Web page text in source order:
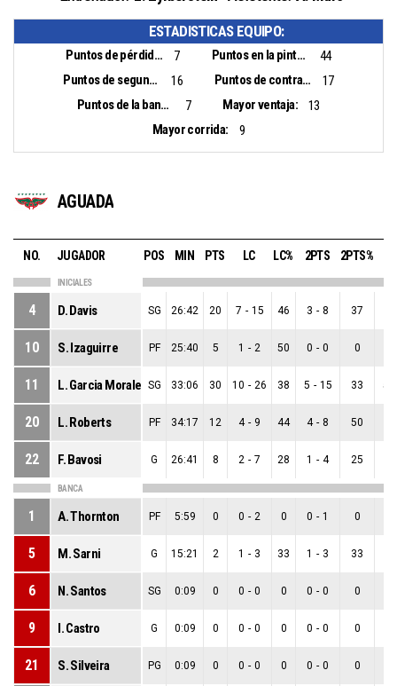
ESTADISTICAS EQUIPO:
Puntos de pérdidas: 7 Puntos en la pintura:
44
Puntos de segunda oportunidad:
16 Puntos de contra ataque:
17
Puntos de la banca:
7 Mayor ventaja:
13
Mayor corrida:
9
AGUADA
NO. JUGADOR POS MIN PTS LC LC% 2PTS 2PTS%
INICIALES
4 D. Davis SG 26:42 20 7 - 15 46 3 - 8 37
10 S. Izaguirre PF 25:40 5 1 - 2 50 0 - 0 0
11 L. Garcia Morales SG 33:06 30 10 - 26 38 5 - 15 33 5
20 L. Roberts PF 34:17 12 4 - 9 44 4 - 8 50
22 F. Bavosi G 26:41 8 2 - 7 28 1 - 4 25
BANCA
1 A. Thornton PF 5:59 0 0 - 2 0 0 - 1 0
5 M. Sarni G 15:21 2 1 - 3 33 1 - 3 33
6 N. Santos SG 0:09 0 0 - 0 0 0 - 0 0
9 I. Castro G 0:09 0 0 - 0 0 0 - 0 0
21 S. Silveira PG 0:09 0 0 - 0 0 0 - 0 0